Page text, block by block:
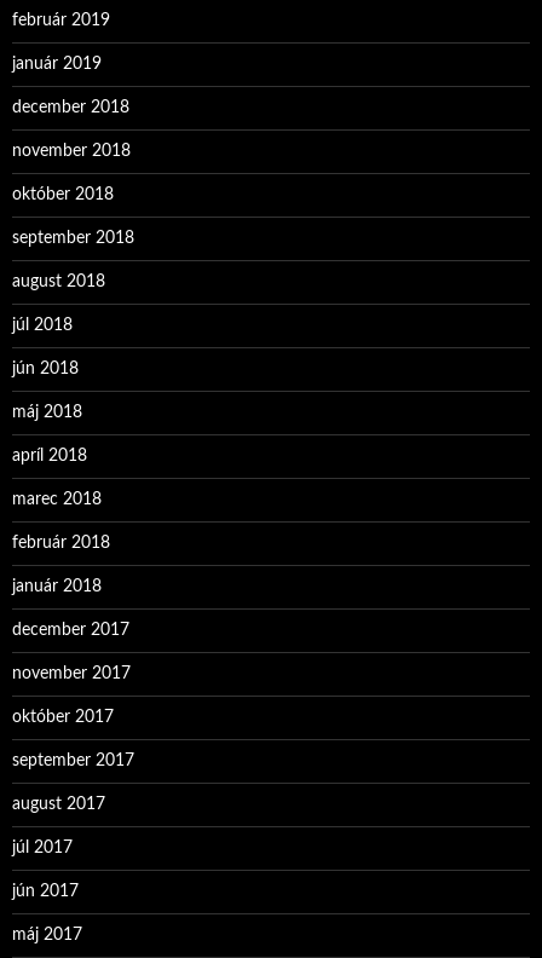
február 2019
január 2019
december 2018
november 2018
október 2018
september 2018
august 2018
júl 2018
jún 2018
máj 2018
apríl 2018
marec 2018
február 2018
január 2018
december 2017
november 2017
október 2017
september 2017
august 2017
júl 2017
jún 2017
máj 2017